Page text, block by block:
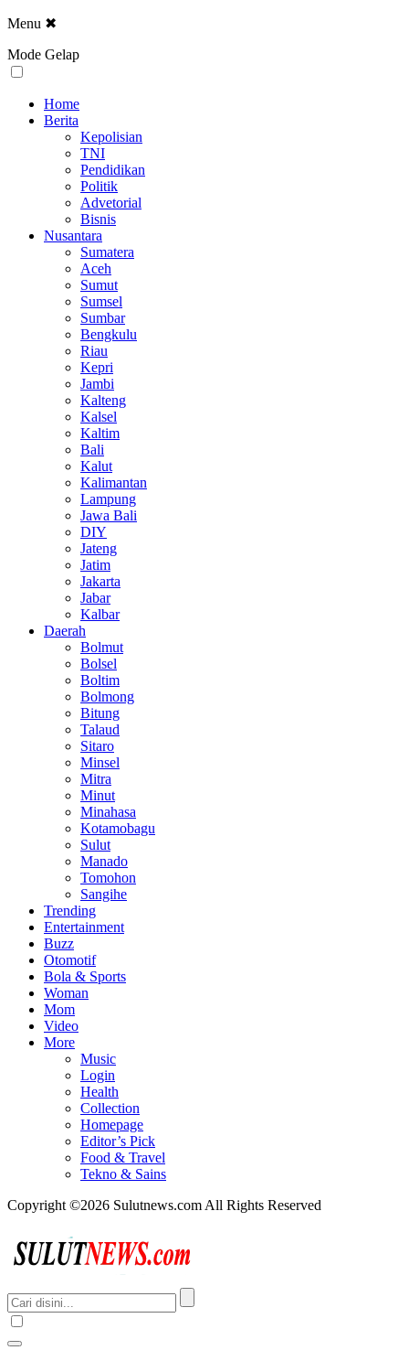
Menu ✖
Mode Gelap
Home
Berita
Kepolisian
TNI
Pendidikan
Politik
Advetorial
Bisnis
Nusantara
Sumatera
Aceh
Sumut
Sumsel
Sumbar
Bengkulu
Riau
Kepri
Jambi
Kalteng
Kalsel
Kaltim
Bali
Kalut
Kalimantan
Lampung
Jawa Bali
DIY
Jateng
Jatim
Jakarta
Jabar
Kalbar
Daerah
Bolmut
Bolsel
Boltim
Bolmong
Bitung
Talaud
Sitaro
Minsel
Mitra
Minut
Minahasa
Kotamobagu
Sulut
Manado
Tomohon
Sangihe
Trending
Entertainment
Buzz
Otomotif
Bola & Sports
Woman
Mom
Video
More
Music
Login
Health
Collection
Homepage
Editor’s Pick
Food & Travel
Tekno & Sains
Copyright ©2026 Sulutnews.com All Rights Reserved